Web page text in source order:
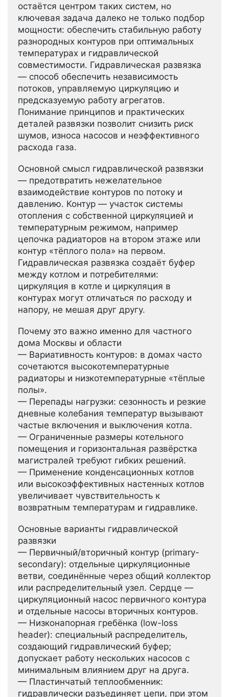
остаётся центром таких систем, но
ключевая задача далеко не только подбор
мощности: обеспечить стабильную работу
разнородных контуров при оптимальных
температурах и гидравлической
совместимости. Гидравлическая развязка
— способ обеспечить независимость
потоков, управляемую циркуляцию и
предсказуемую работу агрегатов.
Понимание принципов и практических
деталей развязки позволит снизить риск
шумов, износа насосов и неэффективного
расхода газа.
Основной смысл гидравлической развязки
— предотвратить нежелательное
взаимодействие контуров по потоку и
давлению. Контур — участок системы
отопления с собственной циркуляцией и
температурным режимом, например
цепочка радиаторов на втором этаже или
контур «тёплого пола» на первом.
Гидравлическая развязка создаёт буфер
между котлом и потребителями:
циркуляция в котле и циркуляция в
контурах могут отличаться по расходу и
напору, не мешая друг другу.
Почему это важно именно для частного
дома Москвы и области
— Вариативность контуров: в домах часто
сочетаются высокотемпературные
радиаторы и низкотемпературные «тёплые
полы».
— Перепады нагрузки: сезонность и резкие
дневные колебания температур вызывают
частые включения и выключения котла.
— Ограниченные размеры котельного
помещения и горизонтальная развёрстка
магистралей требуют гибких решений.
— Применение конденсационных котлов
или высокоэффективных настенных котлов
увеличивает чувствительность к
возвратным температурам и гидравлике.
Основные варианты гидравлической
развязки
— Первичный/вторичный контур (primary-
secondary): отдельные циркуляционные
ветви, соединённые через общий коллектор
или распределительный узел. Сердце —
циркуляционный насос первичного контура
и отдельные насосы вторичных контуров.
— Низконапорная гребёнка (low-loss
header): специальный распределитель,
создающий гидравлический буфер;
допускает работу нескольких насосов с
минимальным влиянием друг на друга.
— Пластинчатый теплообменник:
гидравлически разъединяет цепи, при этом